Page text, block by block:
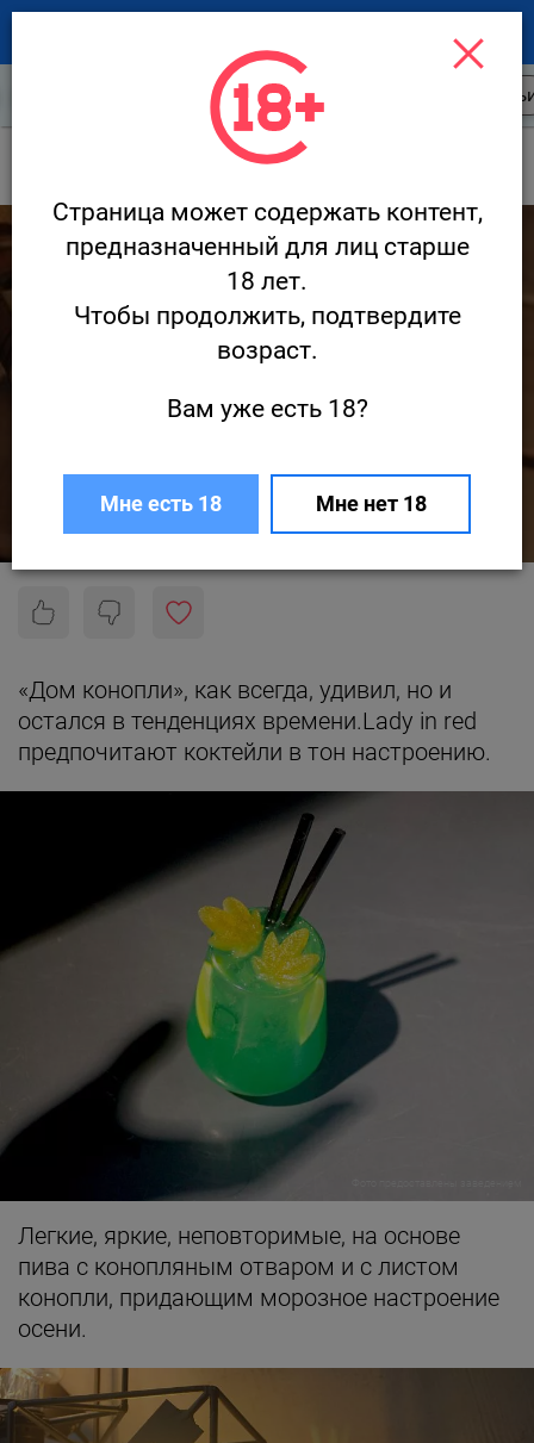
Новости ресторанов
Дом конопли
Новые коктейли в «Доме конопли»
Редакция Ресторан.ру
«Дом конопли», как всегда, удивил, но и
остался в тенденциях времени.Lady in red
предпочитают коктейли в тон настроению.
Легкие, яркие, неповторимые, на основе
пива с конопляным отваром и с листом
конопли, придающим морозное настроение
осени.
Страница может содержать контент,
предназначенный для лиц старше
18 лет.
Чтобы продолжить, подтвердите
возраст.
Вам уже есть 18?
Мне есть 18 Мне нет 18